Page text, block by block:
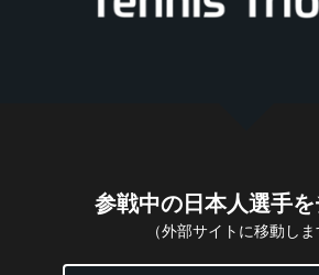
検索
参戦中の日本人選手
（外部サイトに移動しま
Winners